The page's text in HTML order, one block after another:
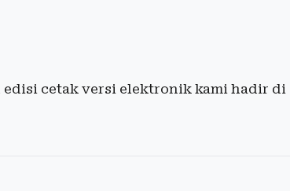
edisi cetak versi elektronik kami hadir di